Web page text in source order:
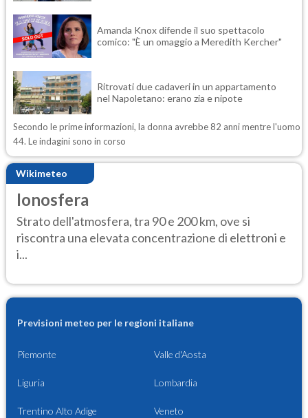
Amanda Knox difende il suo spettacolo
comico: "È un omaggio a Meredith Kercher"
Ritrovati due cadaveri in un appartamento
nel Napoletano: erano zia e nipote
Secondo le prime informazioni, la donna avrebbe 82 anni mentre l'uomo
44. Le indagini sono in corso
Wikimeteo
Ionosfera
Strato dell'atmosfera, tra 90 e 200 km, ove si
riscontra una elevata concentrazione di elettroni e
i...
Previsioni meteo per le regioni italiane
Piemonte Valle d'Aosta
Liguria Lombardia
Trentino Alto Adige Veneto